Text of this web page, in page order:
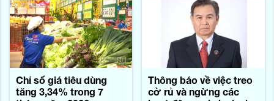
Chỉ số giá tiêu dùng
tăng 3,34% trong 7
Thông báo về việc treo
cờ rủ và ngừng các